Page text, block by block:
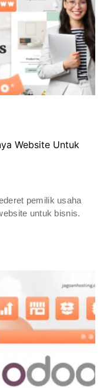
Website Untuk
pemilik usaha
untuk bisnis.